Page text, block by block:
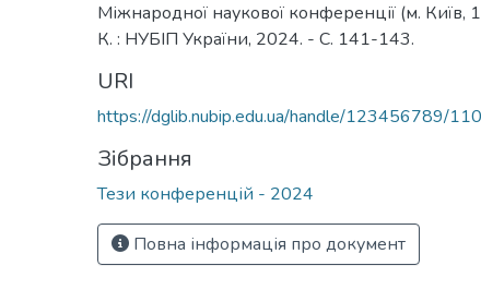
Міжнародної наукової конференції (м.
К. : НУБІП України, 2024. - С. 141-143.
URI
https://dglib.nubip.edu.ua/handle/123456789/
Зібрання
Тези конференцій - 2024
Повна інформація про документ